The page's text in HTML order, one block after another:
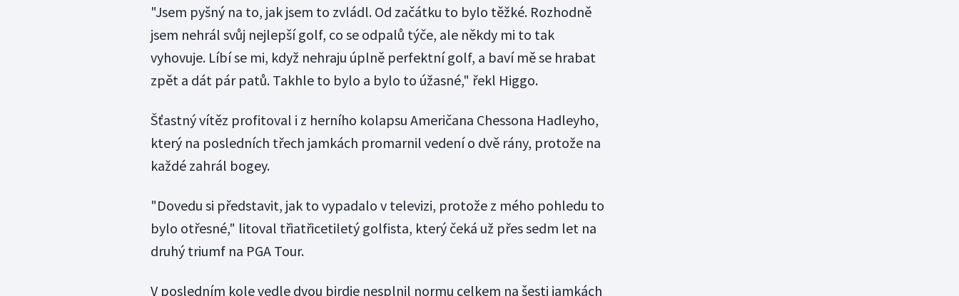
"Jsem pyšný na to, jak jsem to zvládl. Od začátku to bylo těžké. Rozhodně
jsem nehrál svůj nejlepší golf, co se odpalů týče, ale někdy mi to tak
vyhovuje. Líbí se mi, když nehraju úplně perfektní golf, a baví mě se hrabat
zpět a dát pár patů. Takhle to bylo a bylo to úžasné," řekl Higgo.
Šťastný vítěz profitoval i z herního kolapsu Američana Chessona Hadleyho,
který na posledních třech jamkách promarnil vedení o dvě rány, protože na
každé zahrál bogey.
"Dovedu si představit, jak to vypadalo v televizi, protože z mého pohledu to
bylo otřesné," litoval třiatřicetiletý golfista, který čeká už přes sedm let na
druhý triumf na PGA Tour.
V posledním kole vedle dvou birdie nesplnil normu celkem na šesti jamkách